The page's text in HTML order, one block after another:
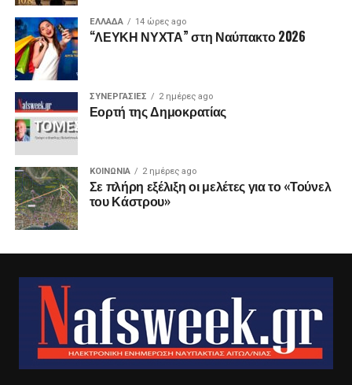
ΕΛΛΑΔΑ 14 ώρες ago
“ΛΕΥΚΗ ΝΥΧΤΑ” στη Ναύπακτο 2026
ΣΥΝΕΡΓΑΣΙΕΣ 2 ημέρες ago
Εορτή της Δημοκρατίας
ΚΟΙΝΩΝΙΑ 2 ημέρες ago
Σε πλήρη εξέλιξη οι μελέτες για το «Τούνελ
του Κάστρου»